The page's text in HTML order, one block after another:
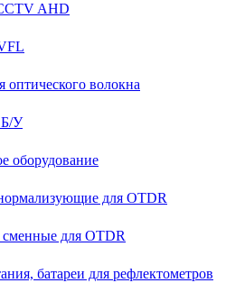
AHD
волокна
Б/У
оборудование
для OTDR
для OTDR
батареи для рефлектометров